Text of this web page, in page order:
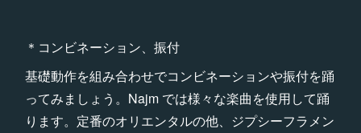
＊コンビネーション、振付
基礎動作を組み合わせでコンビネーションや振付を踊
ってみましょう。Najm では様々な楽曲を使用して踊
ります。定番のオリエンタルの他、ジプシーフラメン